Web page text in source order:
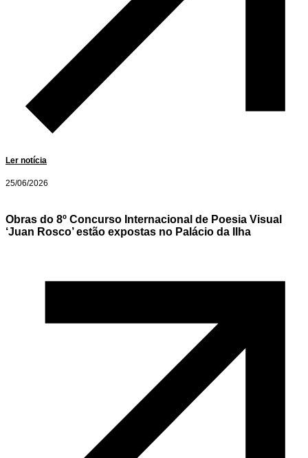
Ler notícia
25/06/2026
Obras do 8º Concurso Internacional de Poesia Visual
‘Juan Rosco’ estão expostas no Palácio da Ilha